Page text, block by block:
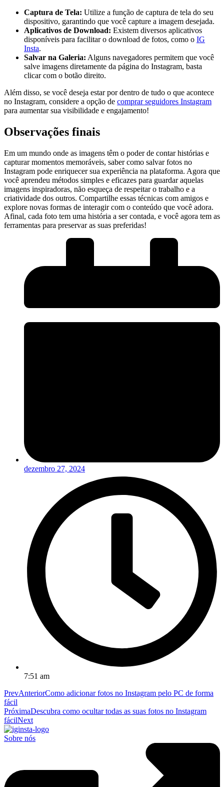
Captura de Tela: Utilize⁢ a ​função ‌de ​captura de‌ tela ​do seu
dispositivo, garantindo que ‍você⁣ capture a imagem desejada.
Aplicativos de Download: Existem diversos ‍aplicativos ​
disponíveis para facilitar o⁤ download de fotos,⁢ como o‌ IG
Insta.
Salvar na Galeria: Alguns‍ navegadores permitem que você
salve imagens diretamente da página do ⁣Instagram, basta
clicar⁤ com o botão direito.
Além disso, se você ​deseja estar por dentro de tudo⁣ o que ​acontece
no Instagram, ⁣considere⁤ a opção de comprar seguidores Instagram
para aumentar sua ⁤visibilidade e engajamento!
Observações finais
Em um⁣ mundo onde as imagens ⁤têm o ⁣poder de ​contar histórias e ​
capturar momentos memoráveis, saber como​ salvar fotos no
Instagram pode enriquecer sua experiência na plataforma. Agora que
‌você⁢ aprendeu ⁣métodos simples e eficazes para guardar aquelas
imagens inspiradoras, não esqueça de respeitar⁤ o ​trabalho e a
criatividade dos ​outros. Compartilhe essas técnicas com amigos ⁤e⁤
explore ⁢novas formas de interagir com⁢ o conteúdo que você adora.
Afinal,‍ cada foto tem uma história a ser‌ contada, e​ você agora tem as
ferramentas para‍ preservar ‍as suas ⁤preferidas!
dezembro 27, 2024
7:51 am
PrevAnteriorComo adicionar fotos no Instagram pelo PC de forma
fácil
PróximaDescubra como ocultar todas as suas fotos no Instagram
fácilNext
Sobre nós